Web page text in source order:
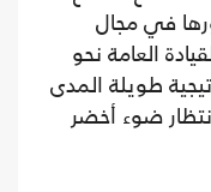
في مجال
العامة نحو
طويلة المدى
ضوء أخضر